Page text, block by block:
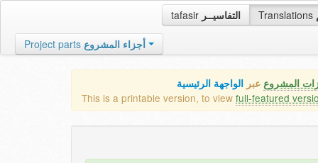
tafasir التفاسيــر Translations
Project parts أجزاء المشروع
المشروع عبر الواجهة الرئيسية
This is a printable version, to view full-featured